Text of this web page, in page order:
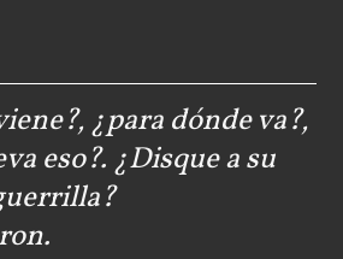
¿para dónde va?,
eso?. ¿Disque a su